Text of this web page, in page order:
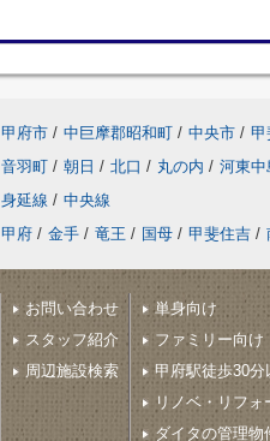
甲府市 / 中巨摩郡昭和町 / 中央市 / 甲
音羽町 / 朝日 / 北口 / 丸の内 / 河東中
身延線 / 中央線
甲府 / 金手 / 竜王 / 国母 / 甲斐住吉 /
お問い合わせ
スタッフ紹介
周辺施設検索
単身向け
ファミリー向け
甲府駅徒歩30分
リノベ・リフォ
ダイタの管理物